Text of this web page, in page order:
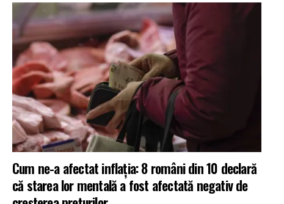
Cum ne-a afectat inflația: 8 români din 10 declară
că starea lor mentală a fost afectată negativ de